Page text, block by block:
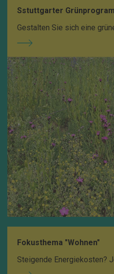
Sstuttgarter
Gestalten Sie sich eine
Fokusthema "Wohnen"
Steigende Energiekosten?